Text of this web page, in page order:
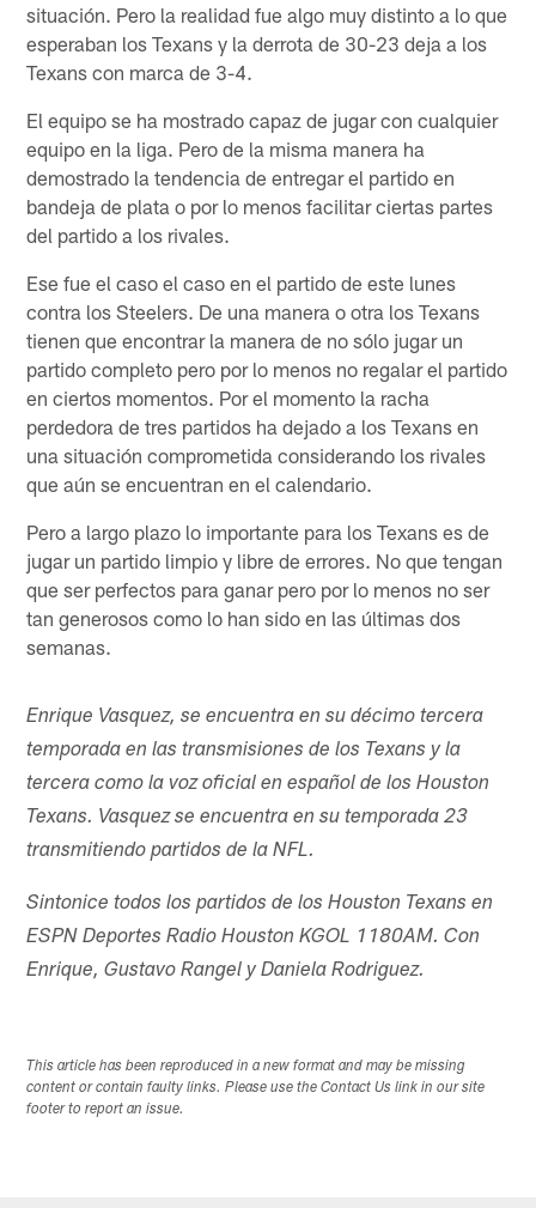
situación. Pero la realidad fue algo muy distinto a lo que
esperaban los Texans y la derrota de 30-23 deja a los
Texans con marca de 3-4.
El equipo se ha mostrado capaz de jugar con cualquier
equipo en la liga. Pero de la misma manera ha
demostrado la tendencia de entregar el partido en
bandeja de plata o por lo menos facilitar ciertas partes
del partido a los rivales.
Ese fue el caso el caso en el partido de este lunes
contra los Steelers. De una manera o otra los Texans
tienen que encontrar la manera de no sólo jugar un
partido completo pero por lo menos no regalar el partido
en ciertos momentos. Por el momento la racha
perdedora de tres partidos ha dejado a los Texans en
una situación comprometida considerando los rivales
que aún se encuentran en el calendario.
Pero a largo plazo lo importante para los Texans es de
jugar un partido limpio y libre de errores. No que tengan
que ser perfectos para ganar pero por lo menos no ser
tan generosos como lo han sido en las últimas dos
semanas.
Enrique Vasquez, se encuentra en su décimo tercera
temporada en las transmisiones de los Texans y la
tercera como la voz oficial en español de los Houston
Texans. Vasquez se encuentra en su temporada 23
transmitiendo partidos de la NFL.
Sintonice todos los partidos de los Houston Texans en
ESPN Deportes Radio Houston KGOL 1180AM. Con
Enrique, Gustavo Rangel y Daniela Rodriguez.
This article has been reproduced in a new format and may be missing
content or contain faulty links. Please use the Contact Us link in our site
footer to report an issue.